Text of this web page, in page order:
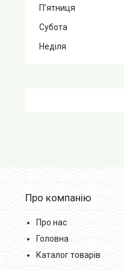
Пʼятниця
Субота
Неділя
Про компанію
Про нас
Головна
Каталог товарів